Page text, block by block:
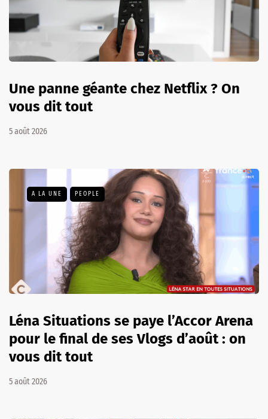
Une panne géante chez Netflix ? On
vous dit tout
5 août 2026
A LA UNE PEOPLE
Léna Situations se paye l’Accor Arena
pour le final de ses Vlogs d’août : on
vous dit tout
5 août 2026